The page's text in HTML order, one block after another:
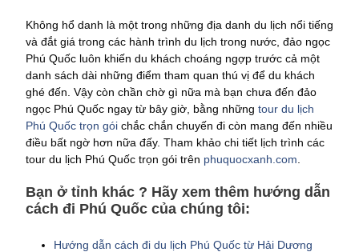
Không hổ danh là một trong những địa danh du lịch nổi tiếng
và đắt giá trong các hành trình du lịch trong nước, đảo ngọc
Phú Quốc luôn khiến du khách choáng ngợp trước cả một
danh sách dài những điểm tham quan thú vị để du khách
ghé đến. Vậy còn chần chờ gì nữa mà bạn chưa đến đảo
ngọc Phú Quốc ngay từ bây giờ, bằng những tour du lịch
Phú Quốc trọn gói chắc chắn chuyến đi còn mang đến nhiều
điều bất ngờ hơn nữa đấy. Tham khảo chi tiết lịch trình các
tour du lịch Phú Quốc trọn gói trên phuquocxanh.com
Bạn ở tỉnh khác ? Hãy xem thêm hướng dẫn
cách đi Phú Quốc của chúng tôi:
Hướng dẫn cách đi du lịch Phú Quốc từ Hải Dương